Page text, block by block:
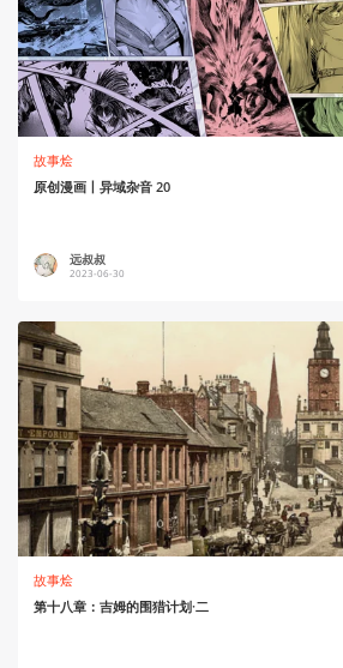
故事烩
原创漫画丨异域杂音 20
远叔叔
2023-06-30
故事烩
第十八章：吉姆的围猎计划·二